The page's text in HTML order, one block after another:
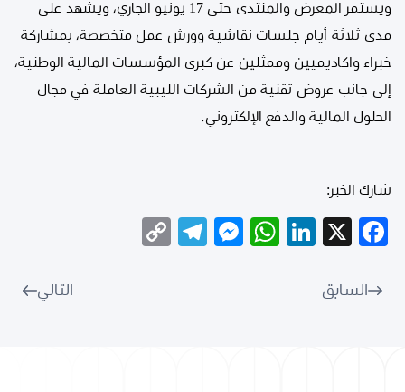
ويستمر المعرض والمنتدى حتى 17 يونيو الجاري، ويشهد على
مدى ثلاثة أيام جلسات نقاشية وورش عمل متخصصة، بمشاركة
خبراء واكاديميين وممثلين عن كبرى المؤسسات المالية الوطنية،
إلى جانب عروض تقنية من الشركات الليبية العاملة في مجال
الحلول المالية والدفع الإلكتروني.
شارك الخبر:
Facebook
X
LinkedIn
WhatsApp
Messenger
Telegram
السابق التالي